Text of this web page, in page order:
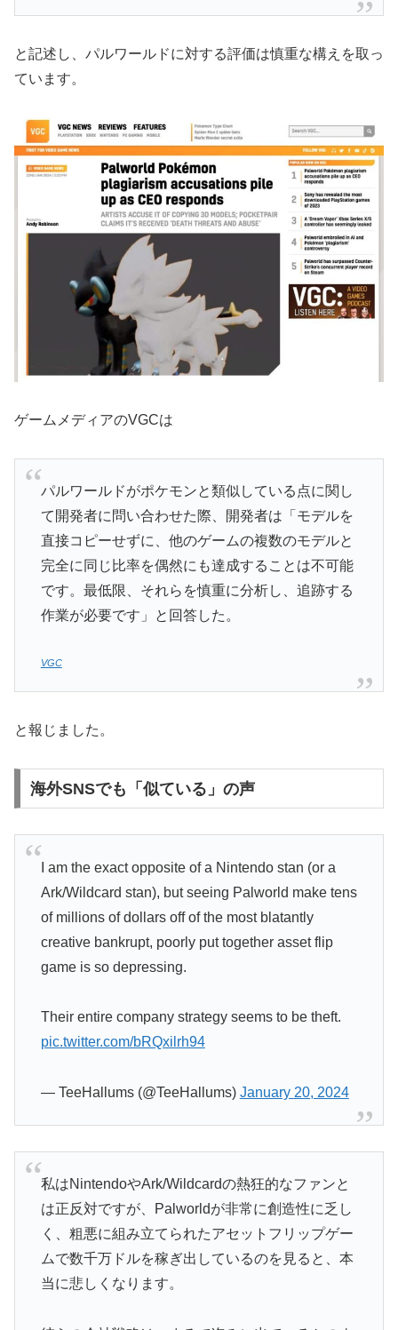
と記述し、パルワールドに対する評価は慎重な構えを取っ
ています。
ゲームメディアのVGCは
パルワールドがポケモンと類似している点に関し
て開発者に問い合わせた際、開発者は「モデルを
直接コピーせずに、他のゲームの複数のモデルと
完全に同じ比率を偶然にも達成することは不可能
です。最低限、それらを慎重に分析し、追跡する
作業が必要です」と回答した。
VGC
と報じました。
海外SNSでも「似ている」の声
I am the exact opposite of a Nintendo stan (or a
Ark/Wildcard stan), but seeing Palworld make tens
of millions of dollars off of the most blatantly
creative bankrupt, poorly put together asset flip
game is so depressing.
Their entire company strategy seems to be theft.
pic.twitter.com/bRQxilrh94
— TeeHallums (@TeeHallums) January 20, 2024
私はNintendoやArk/Wildcardの熱狂的なファンと
は正反対ですが、Palworldが非常に創造性に乏し
く、粗悪に組み立てられたアセットフリップゲー
ムで数千万ドルを稼ぎ出しているのを見ると、本
当に悲しくなります。